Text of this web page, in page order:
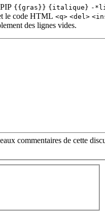
{{gras}} {italique} -
le code HTML <q> <del>
des lignes vides.
commentaires de cette